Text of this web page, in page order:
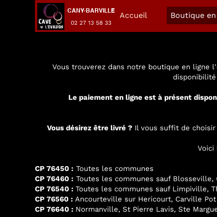
Accueil Boutique
CANY-BARVILLE
02 27 13 58 33
Vous trouverez dans notre boutique en ligne
Le paiement en ligne est à présent
Vous désirez être livré ? Il vous suffit de
Voici
CP 76450 : Toutes les communes
CP 76460 : Toutes les communes sauf
CP 76540 : Toutes les communes sauf Limpiville,
CP 76560 : Ancourteville sur Hericourt, Carville
CP 76640 : Normanville, St Pierre Lavis, Ste